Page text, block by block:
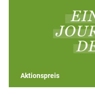
Aktionspreis